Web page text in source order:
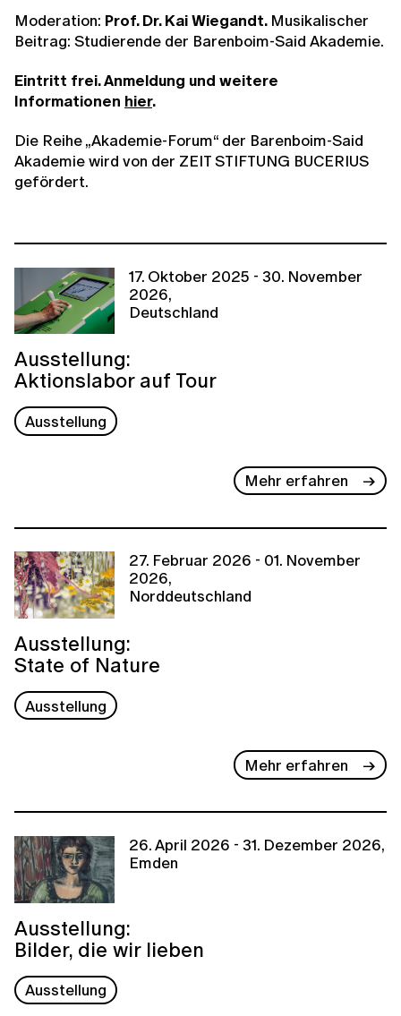
Moderation: Prof. Dr. Kai Wiegandt. Musikalischer
Beitrag: Studierende der Barenboim-Said Akademie.
Eintritt frei. Anmeldung und weitere
Informationen hier.
Die Reihe „Akademie-Forum“ der Barenboim-Said
Akademie wird von der ZEIT STIFTUNG BUCERIUS
gefördert.
17. Oktober 2025 - 30. November
2026,
Deutschland
Ausstellung:
Aktionslabor auf Tour
Ausstellung
Mehr erfahren
27. Februar 2026 - 01. November
2026,
Norddeutschland
Ausstellung:
State of Nature
Ausstellung
Mehr erfahren
26. April 2026 - 31. Dezember 2026,
Emden
Ausstellung:
Bilder, die wir lieben
Ausstellung